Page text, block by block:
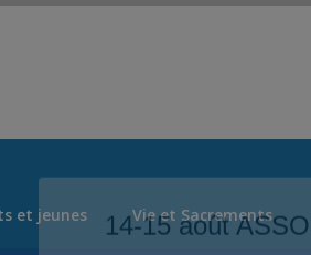
et jeunes Vie et Sacrements